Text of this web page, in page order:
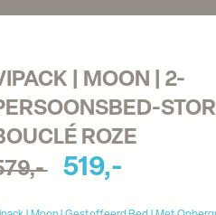
| MOON | 2-
ROZE
519,-